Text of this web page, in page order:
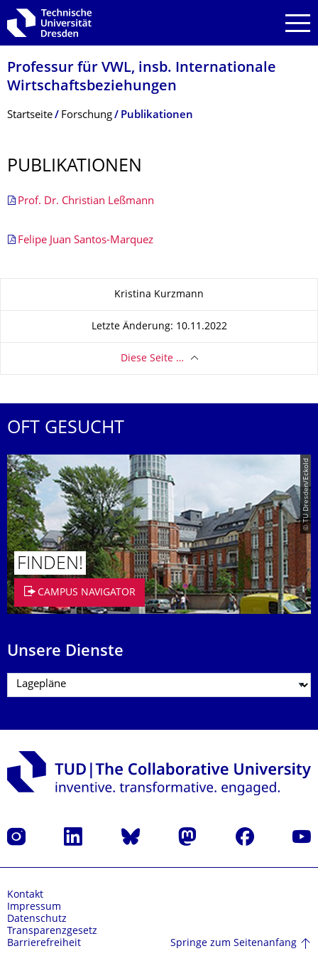
Zur Hauptnavigation springen
Zur Suche springen
Zum Inhalt springen
Professur für VWL, insb. Internationale
Wirtschaftsbezie­hungen
Breadcrumb-Menü
Startseite Forschung Publikationen
PUBLIKATIONEN
Prof. Dr. Christian Leßmann
Felipe Juan Santos-Marquez
Kristina Kurzmann
Letzte Änderung: 10.11.2022
Diese Seite …
OFT GESUCHT
© TU Dresden/Eckold
FINDEN!
CAMPUS NAVIGATOR
Unsere Dienste
Instagram LinkedIn Bluesky Mastodon Facebook
Kontakt
Impressum
Datenschutz
Transparenzgesetz
Barrierefreiheit
Springe zum Seitenanfang